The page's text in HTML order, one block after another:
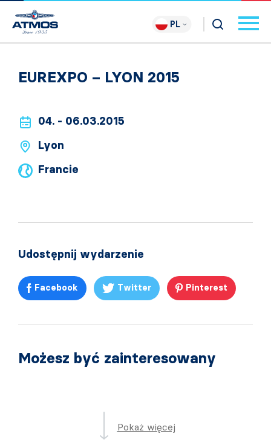
PL
EUREXPO – LYON 2015
04. - 06.03.2015
Lyon
Francie
Udostępnij wydarzenie
Facebook Twitter Pinterest
Możesz być zainteresowany
Pokaż więcej